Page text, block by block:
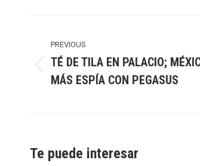
navigation
PREVIOUS
Previous
post:
TÉ DE TILA EN PALACIO;
MÁS ESPÍA CON PEGASUS
Te puede interesar